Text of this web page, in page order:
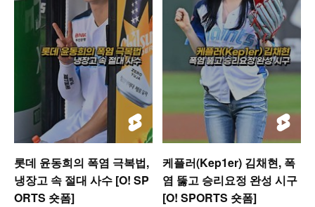
롯데 윤동희의 폭염 극복법,
냉장고 속 절대 사수 [O! SP
ORTS 숏폼]
케플러(Kep1er) 김채현, 폭
염 뚫고 승리요정 완성 시구
[O! SPORTS 숏폼]